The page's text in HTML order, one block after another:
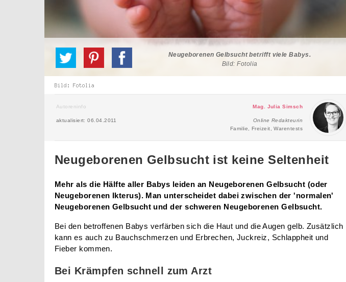
Neugeborenen Gelbsucht betrifft viele Babys.
Bild: Fotolia
Autoreninfo Mag. Julia Simsch
aktualisiert: 06.04.2011
Online Redakteurin
Familie, Freizeit, Warentests
Neugeborenen Gelbsucht ist keine Seltenheit
Mehr als die Hälfte aller Babys leiden an Neugeborenen Gelbsucht (oder
Neugeborenen Ikterus). Man unterscheidet dabei zwischen der 'normalen'
Neugeborenen Gelbsucht und der schweren Neugeborenen Gelbsucht.
Bei den betroffenen Babys verfärben sich die Haut und die Augen gelb. Zusätzlich
kann es auch zu Bauchschmerzen und Erbrechen, Juckreiz, Schlappheit und
Fieber kommen.
Bei Krämpfen schnell zum Arzt